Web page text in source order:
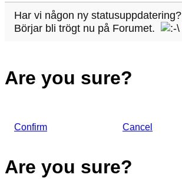
Har vi någon ny statusuppdatering?
Börjar bli trögt nu på Forumet.
Are you sure?
Confirm Cancel
Are you sure?